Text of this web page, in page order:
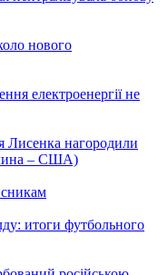
нового
електроенергії не
Лисенка нагородили
– США)
итоги футбольного